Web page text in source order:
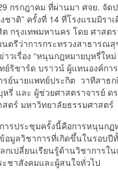
กรกฎาคม ที่ผ่านมา ศจย. จัด
ชาติ” ครั้งที่ 14 ที่โรงแรมมิร
ต กรุงเทพมหานคร โดย ศาส
ตรีว่าการกระทรวงสาธารณ
าวเรื่อง “หนุนกฎหมายบุหรี่ให
ย์ริชาร์ด บราวน์ ผู้แทนองค์กา
รย์นายแพทย์ประกิต วาทีสาธ
หรี่ และ ผู้ช่วยศาสตราจารย์ ด
ตร์ มหาวิทยาลัยธรรมศาสตร์
ารประชุมครั้งนี้คือการหนุนก
มูลวิชาการที่เกิดขึ้นในรอบปี
กเปลี่ยนเรียนรู้ด้านวิชาการใ
ชาสังคมและผู้สนใจทั่วไป